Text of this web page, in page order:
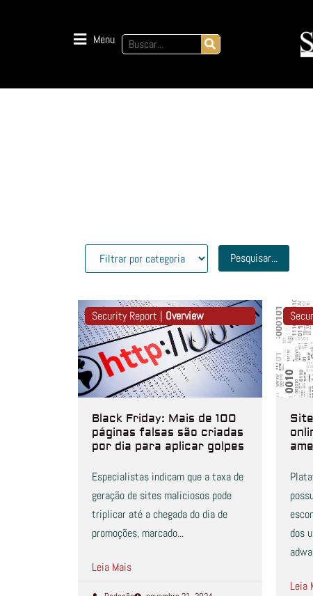
Menu
Pesquisar...
Security Report | Overview
Black Friday: Mais de 100
páginas falsas são criadas
por dia para aplicar golpes
Especialistas indicam que a taxa de
geração de sites maliciosos pode
triplicar até a chegada do dia de
promoções, marcado...
Leia Mais
dos
Leia